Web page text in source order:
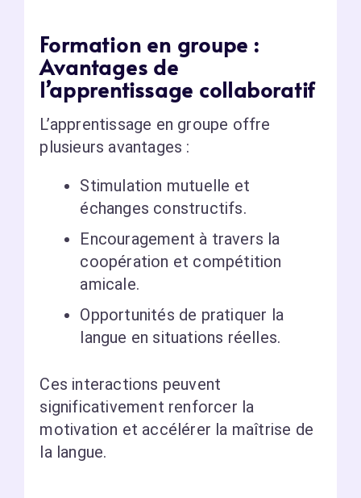
Formation en groupe :
Avantages de
l’apprentissage collaboratif
L’apprentissage en groupe offre
plusieurs avantages :
Stimulation mutuelle et
échanges constructifs.
Encouragement à travers la
coopération et compétition
amicale.
Opportunités de pratiquer la
langue en situations réelles.
Ces interactions peuvent
significativement renforcer la
motivation et accélérer la maîtrise de
la langue.